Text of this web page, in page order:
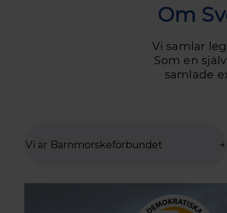
Om
Vi samlar
Som en
samlade
Vi är Barnmorskeförbundet